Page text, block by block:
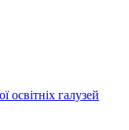
освітніх галузей